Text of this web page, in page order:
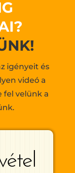
igényeit és
videó a
fel velünk a